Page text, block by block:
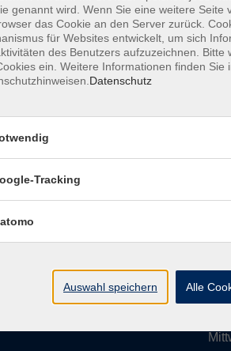
Impressum AGBs
e. V.
genannt wird. Wenn Sie eine weitere Seite
das Cookie an den Server zurück.
für Websites entwickelt, um sich
des Benutzers aufzuzeichnen. Bitte
ein. Weitere Informationen finden Sie
Datenschutz
Tracking
Auswahl speichern Alle